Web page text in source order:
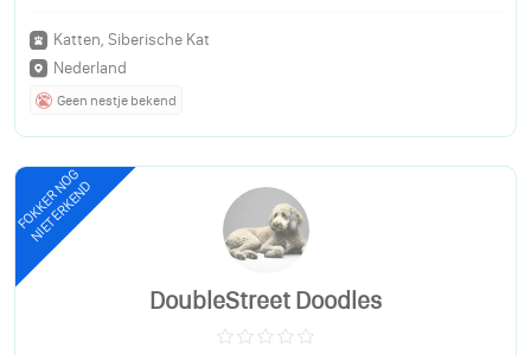
Katten, Siberische Kat
Nederland
Geen nestje bekend
FOKKER NOG
NIET ERKEND
DoubleStreet Doodles